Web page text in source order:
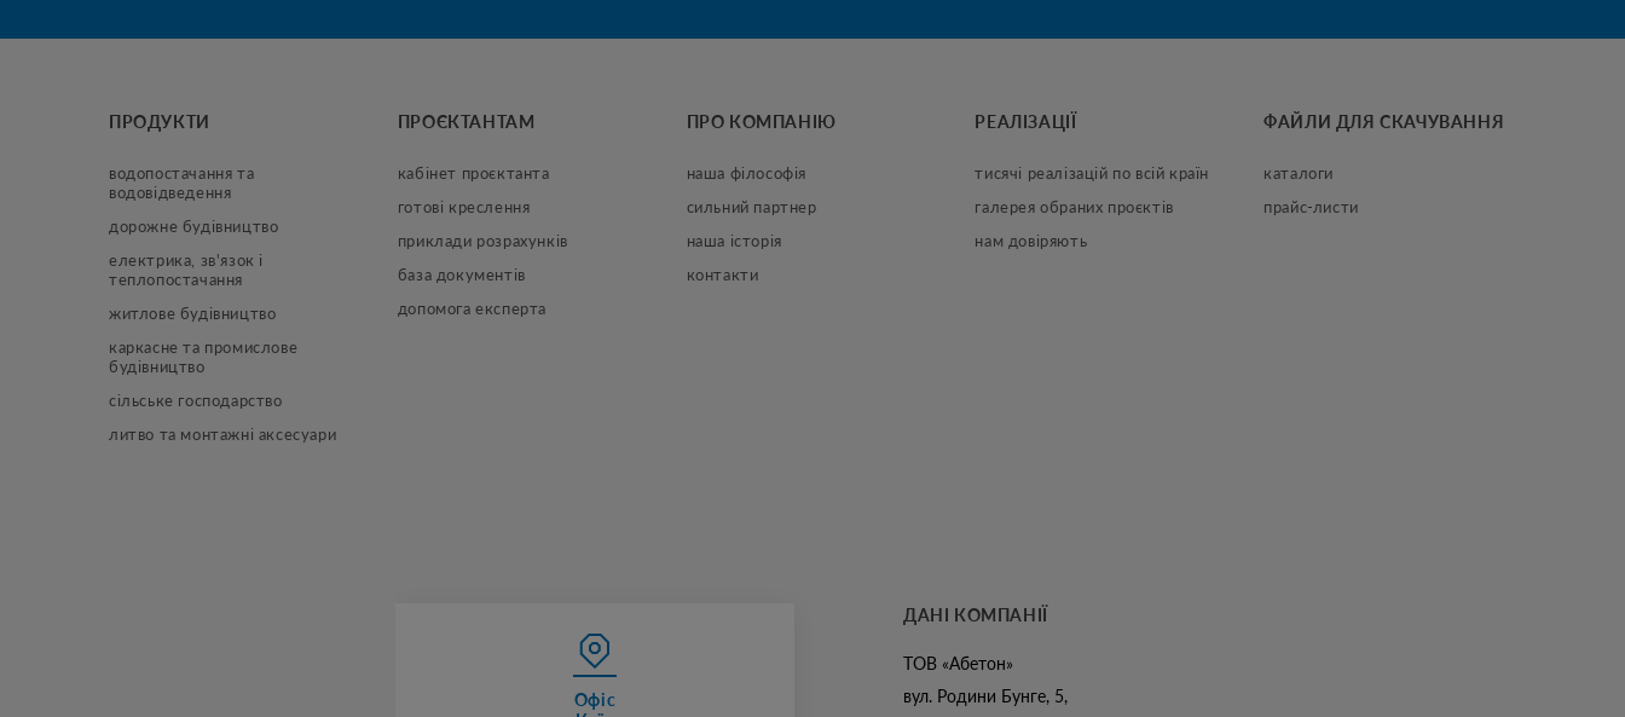
ПРОДУКТИ
водопостачання та
водовідведення
дорожне будівництво
електрика, зв'язок і
теплопостачання
житлове будівництво
каркасне та промислове
будівництво
сільське господарство
литво та монтажні аксесуари
ПРОЄКТАНТАМ
кабінет проєктанта
готові креслення
приклади розрахунків
база документів
допомога експерта
ПРО КОМПАНІЮ
наша філософія
сильний партнер
наша історія
контакти
РЕАЛІЗАЦІЇ
тисячі реалізацій по всій країн
галерея обраних проєктів
нам довіряють
ФАЙЛИ ДЛЯ СКАЧУВАННЯ
каталоги
прайс-листи
Офіс
ДАНІ КОМПАНІЇ
ТОВ «Абетон»
вул. Родини Бунге, 5,